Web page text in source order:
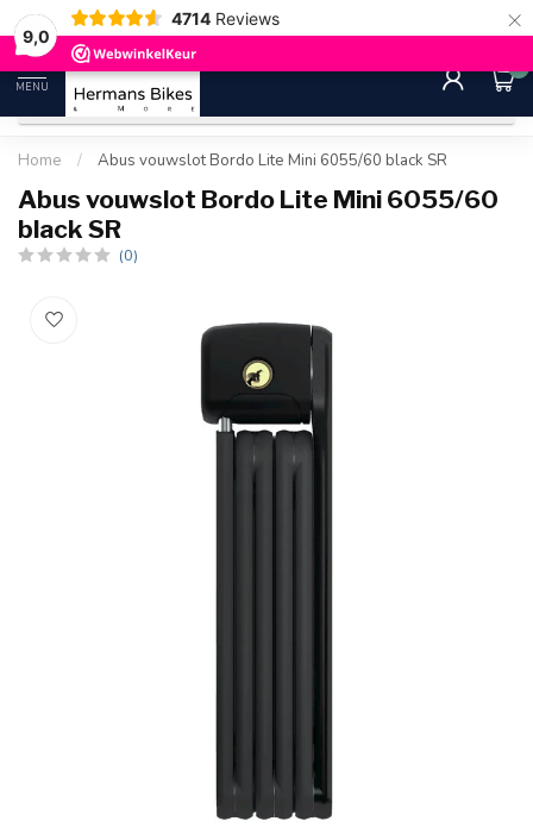
9,0
4714 Reviews ×
30 dagen bedenktijd Gratis
MENU
0
Home / Abus vouwslot Bordo Lite Mini 6055/60 black SR
Abus vouwslot Bordo Lite Mini 6055/60
black SR
(0)